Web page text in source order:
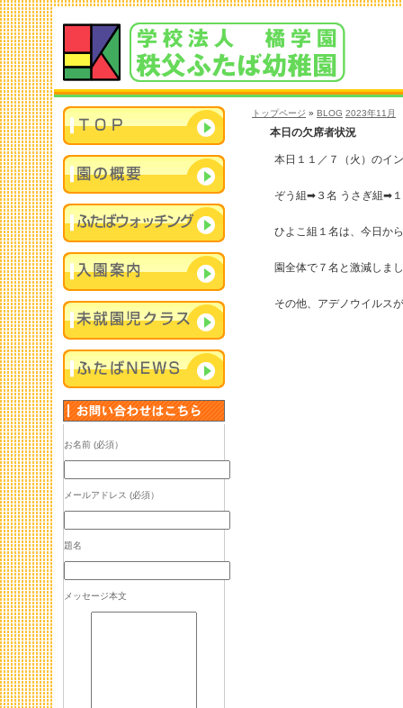
トップページ » BLOG 2023年11月
本日の欠席者状況
本日１１／７（火）のイ
ぞう組➡︎３名 うさぎ組➡︎
ひよこ組１名は、今日か
園全体で７名と激減しま
その他、アデノウイルス
お名前 (必須）
メールアドレス (必須）
題名
メッセージ本文